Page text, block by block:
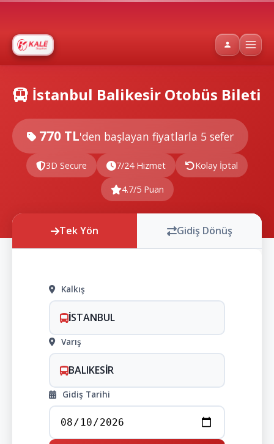
İstanbul Balikesi̇r Otobüs Bileti
770 TL'den başlayan fiyatlarla 5 sefer
3D Secure 7/24 Hizmet Kolay İptal
4.7/5 Puan
Tek Yön Gidiş Dönüş
Kalkış
İSTANBUL
Varış
BALIKESİR
Gidiş Tarihi